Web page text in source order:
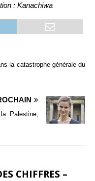
: Kanachiwa
la catastrophe générale du
Palestine,
CHIFFRES –